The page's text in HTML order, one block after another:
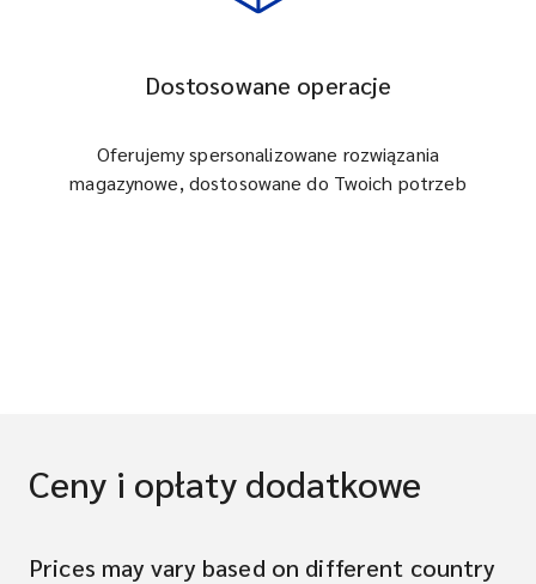
Dostosowane operacje
Oferujemy spersonalizowane rozwiązania
magazynowe, dostosowane do Twoich potrzeb
Ceny i opłaty dodatkowe
Prices may vary based on different country